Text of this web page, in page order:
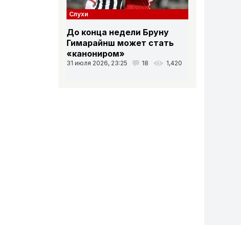
Слухи
До конца недели Бруну
Гимарайнш может стать
«канониром»
31 июля 2026, 23:25 18 1,420